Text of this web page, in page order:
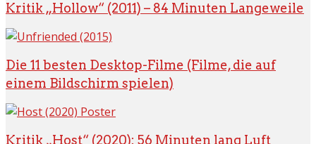
Kritik „Hollow“ (2011) – 84 Minuten Langeweile
Die 11 besten Desktop-Filme (Filme, die auf
einem Bildschirm spielen)
Kritik „Host“ (2020): 56 Minuten lang Luft